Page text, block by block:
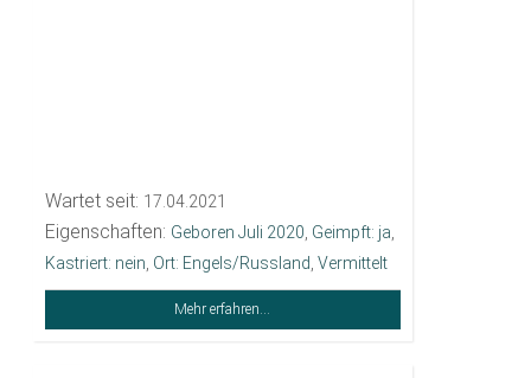
Wartet seit: 17.04.2021
Eigenschaften: Geboren Juli 2020 Geimpft: ja
Kastriert: nein Ort: Engels/Russland Vermittelt
Mehr erfahren...